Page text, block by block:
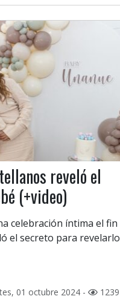
reveló el
(+video)
celebración íntima el fin
el secreto para revelarlo
01 octubre 2024 - 1239